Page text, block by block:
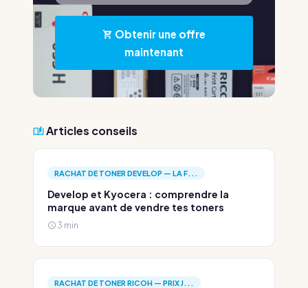
Obtenir une offre
maintenant
Articles conseils
RACHAT DE TONER DEVELOP — LA F...
Develop et Kyocera : comprendre la
marque avant de vendre tes toners
3 min
RACHAT DE TONER RICOH — PRIX J...